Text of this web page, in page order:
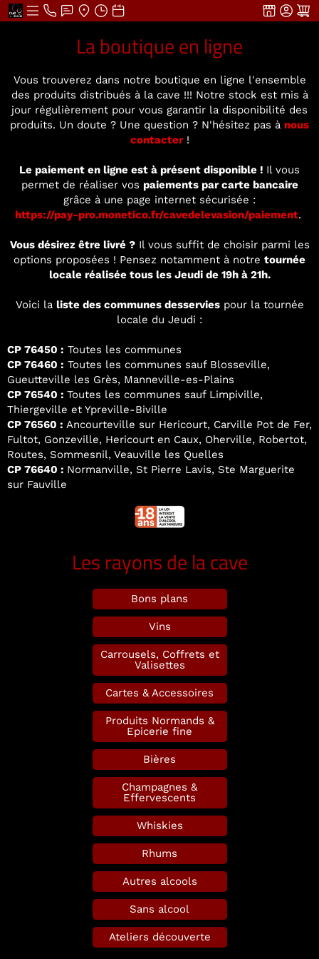
La boutique en ligne
Vous trouverez dans notre boutique en ligne l'ensemble
des produits distribués à la cave !!! Notre stock est mis à
jour régulièrement pour vous garantir la disponibilité des
produits. Un doute ? Une question ? N'hésitez pas à nous
contacter!
Le paiement en ligne est à présent disponible ! Il vous
permet de réaliser vos paiements par carte bancaire
grâce à une page internet sécurisée :
https://pay-pro.monetico.fr/cavedelevasion/paiement.
Vous désirez être livré ?Il vous suffit de choisir parmi les
options proposées ! Pensez notamment à notre tournée
locale réalisée tous les Jeudi de 19h à 21h.
Voici la liste des communes desserviespour la tournée
locale du Jeudi :
CP 76450 : Toutes les communes
CP 76460 : Toutes les communes sauf Blosseville,
Gueutteville les Grès, Manneville-es-Plains
CP 76540 : Toutes les communes sauf Limpiville,
Thiergeville et Ypreville-Biville
CP 76560 : Ancourteville sur Hericourt, Carville Pot de Fer,
Fultot, Gonzeville, Hericourt en Caux, Oherville, Robertot,
Routes, Sommesnil, Veauville les Quelles
CP 76640 : Normanville, St Pierre Lavis, Ste Marguerite
sur Fauville
Les rayons de la cave
Bons plans
Vins
Carrousels, Coffrets et
Valisettes
Cartes & Accessoires
Produits Normands &
Epicerie fine
Bières
Champagnes &
Effervescents
Whiskies
Rhums
Autres alcools
Sans alcool
Ateliers découverte